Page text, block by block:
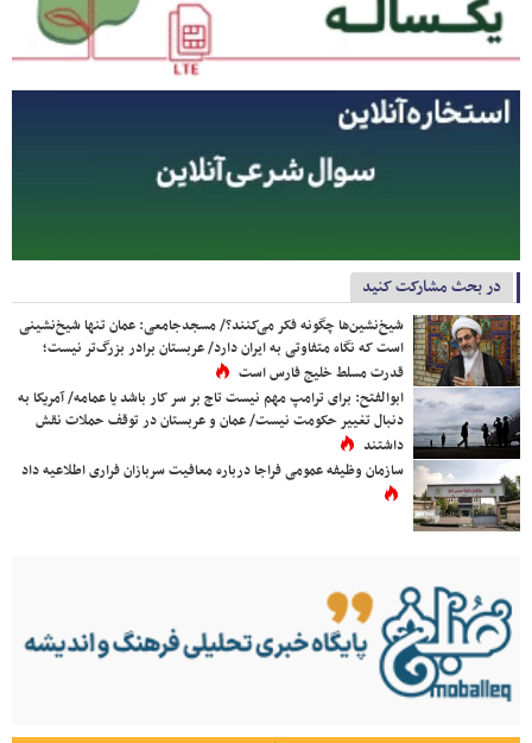
در بحث مشارکت کنید
شیخ‌نشین‌ها چگونه فکر می‌کنند؟/ مسجدجامعی: عمان تنها شیخ‌نشینی
است که نگاه متفاوتی به ایران دارد/ عربستان برادر بزرگ‌تر نیست؛
قدرت مسلط خلیج فارس است
ابوالفتح: برای ترامپ مهم نیست تاج بر سر کار باشد یا عمامه/ آمریکا به
دنبال تغییر حکومت نیست/ عمان و عربستان در توقف حملات نقش
داشتند
سازمان وظیفه عمومی فراجا درباره معافیت سربازان فراری اطلاعیه داد